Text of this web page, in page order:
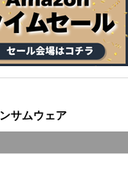
サムウェア